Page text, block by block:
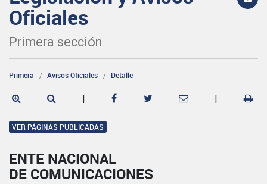
Oficiales
Primera sección
Primera Avisos Oficiales Detalle
| |
VER PÁGINAS PUBLICADAS
ENTE NACIONAL
DE COMUNICACIONES